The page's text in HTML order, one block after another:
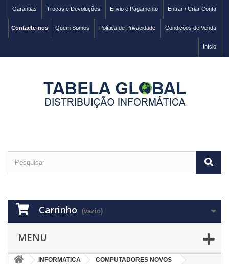
Entrar / Criar Conta
Envio e Pagamento
Trocas e Devoluções
Garantias
Condições de Venda
Política de Privacidade
Quem Somos
Contacte-nos
Início
Carrinho (vazio)
MENU
INFORMATICA
COMPUTADORES NOVOS